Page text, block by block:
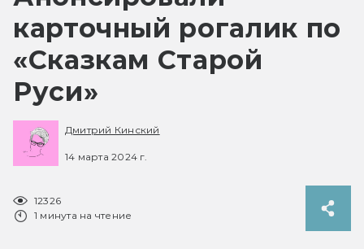
карточный рогалик по
«Сказкам Старой
Руси»
Дмитрий Кинский
14 марта 2024 г.
12326
1 минута на чтение